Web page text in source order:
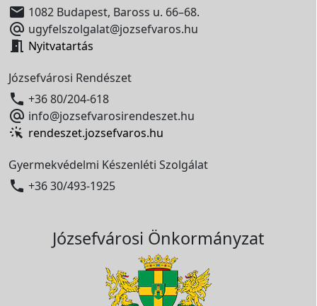
 1082 Budapest, Baross u. 66–68.
 ugyfelszolgalat@jozsefvaros.hu
 Nyitvatartás
Józsefvárosi Rendészet
 +36 80/204-618
 info@jozsefvarosirendeszet.hu
rendeszet.jozsefvaros.hu
Gyermekvédelmi Készenléti Szolgálat
 +36 30/493-1925
Józsefvárosi Önkormányzat